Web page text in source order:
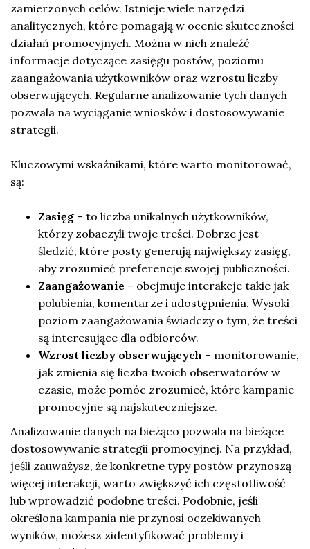
zamierzonych celów. Istnieje wiele narzędzi
analitycznych, które pomagają w ocenie skuteczności
działań promocyjnych. Można w nich znaleźć
informacje dotyczące zasięgu postów, poziomu
zaangażowania użytkowników oraz wzrostu liczby
obserwujących. Regularne analizowanie tych danych
pozwala na wyciąganie wniosków i dostosowywanie
strategii.
Kluczowymi wskaźnikami, które warto monitorować,
są:
Zasięg – to liczba unikalnych użytkowników,
którzy zobaczyli twoje treści. Dobrze jest
śledzić, które posty generują największy zasięg,
aby zrozumieć preferencje swojej publiczności.
Zaangażowanie – obejmuje interakcje takie jak
polubienia, komentarze i udostępnienia. Wysoki
poziom zaangażowania świadczy o tym, że treści
są interesujące dla odbiorców.
Wzrost liczby obserwujących – monitorowanie,
jak zmienia się liczba twoich obserwatorów w
czasie, może pomóc zrozumieć, które kampanie
promocyjne są najskuteczniejsze.
Analizowanie danych na bieżąco pozwala na bieżące
dostosowywanie strategii promocyjnej. Na przykład,
jeśli zauważysz, że konkretne typy postów przynoszą
więcej interakcji, warto zwiększyć ich częstotliwość
lub wprowadzić podobne treści. Podobnie, jeśli
określona kampania nie przynosi oczekiwanych
wyników, możesz zidentyfikować problemy i